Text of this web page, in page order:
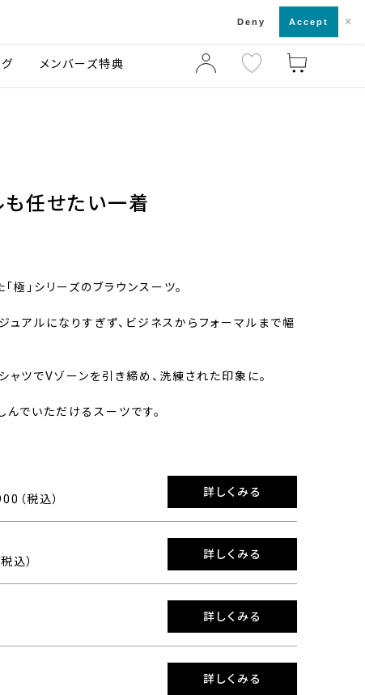
店舗一覧・来店予約
メンバーズ特典
も任せたい一着
極」シリーズのブラウンスーツ。
ュアルになりすぎず、ビジネスからフォーマルまで幅
ャツでVゾーンを引き締め、洗練された印象に。
んでいただけるスーツです。
（税込）
詳しくみる
込）
詳しくみる
詳しくみる
詳しくみる
Deny Accept ×